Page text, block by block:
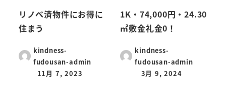
リノベ済物件にお得に
住まう
kindness-
fudousan-admin
11月 7, 2023
1K・74,000円・24.30
㎡敷金礼金0！
kindness-
fudousan-admin
3月 9, 2024